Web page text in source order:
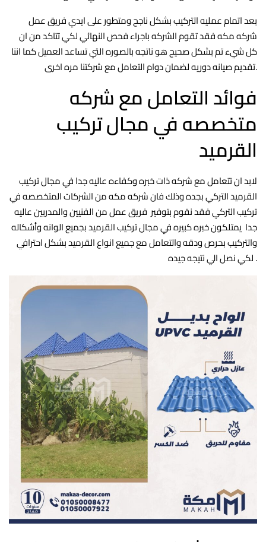
بعد اتمام عمليه التركيب بشكل ناجح ومتطور على ايدي فريق عمل
شركه مكه فقد تقوم الشركه باجراء فحص النهائي لكي تتاكد من ان
كل شيء تم بشكل صحيح هو ناتجه بالصوره التي تساعد العميل كما اننا
تقديم صيانه دوريه لضمان دوام التعامل مع شركتنا مره اخرى.
فوائد التعامل مع شركه
متخصصه في مجال تركيب
القرميد
لابد ان تتعامل مع شركه ذات خبره وكفاءه عاليه جدا في مجال تركيب
القرميد التركي بجده وذلك فان شركه مكه من الشركات المتخصصه في
تركيب التركي فقد نقوم بتوفير فريق عمل من الفنيين والمدربين عاليه
جدا يمتلكون خبره كبيره في مجال تركيب القرميد بجميع الوانه وأشكاله
والتركيب بحرص ودقه والتعامل مع جميع انواع القرميد بشكل احترافي
لكي نصل الي نتيجه جيده .